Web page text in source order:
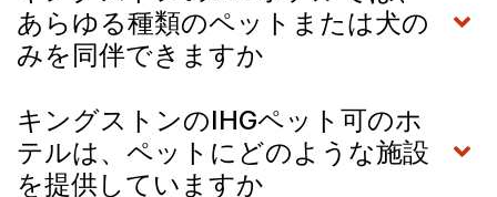
あらゆる種類のペットまたは犬の
みを同伴できますか
キングストンのIHGペット可のホ
テルは、ペットにどのような施設
を提供していますか